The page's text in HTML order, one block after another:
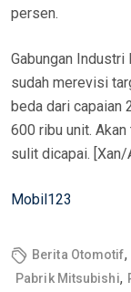
persen.
Gabungan Industri
sudah merevisi
beda dari capaian
600 ribu unit.
sulit dicapai. [Xan/
Mobil123
Berita Otomotif,
Pabrik Mitsubishi,